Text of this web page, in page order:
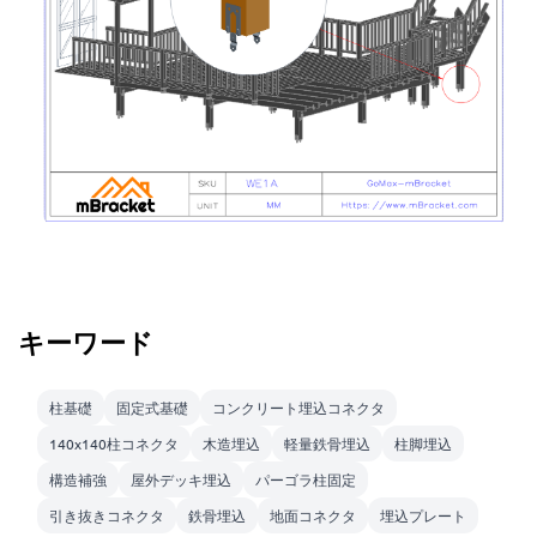
キーワード
柱基礎 固定式基礎
コンクリート埋込コネクタ
140x140柱コネクタ
木造埋込 軽量鉄骨埋込
柱脚埋込
構造補強
屋外デッキ埋込
パーゴラ柱固定
引き抜きコネクタ
鉄骨埋込 地面コネクタ 埋込プレート